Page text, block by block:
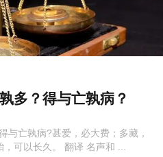
多？得与亡孰病？
与亡孰病?甚爱，必大费；多藏，
可以长久。 翻译 名声和 ...